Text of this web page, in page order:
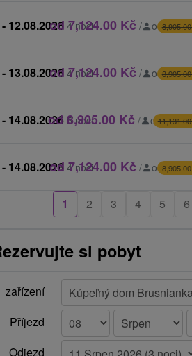
12.08.2026 4 noci
od 7,124.00 Kč / od
13.08.2026 4 noci
od 7,124.00 Kč / od
14.08.2026 5 nocí
od 8,905.00 Kč / od
14.08.2026 4 noci
od 7,124.00 Kč / od
1 2 3 4 5 6
si pobyt
zařízení
Příjezd
Odjezd